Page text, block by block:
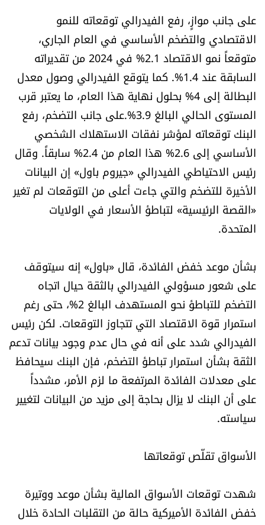
الرياضة
منوّعات
حظّك اليوم
للتاريخ
فيديو
من نحن
للتواصل معنا
شروط الإشتراك
Digital solutions by
على جانب موازٍ، رفع الفيدرالي توقعاته للنمو
الاقتصادي والتضخم الأساسي في العام الجاري،
متوقعاً نمو الاقتصاد 2.1% في 2024 من تقديراته
السابقة عند 1.4%. كما يتوقع الفيدرالي وصول معدل
البطالة إلى 4% بحلول نهاية هذا العام، ما يعتبر قرب
المستوى الحالي البالغ 3.9%.على جانب التضخم، رفع
البنك توقعاته لمؤشر نفقات الاستهلاك الشخصي
الأساسي إلى 2.6% هذا العام من 2.4% سابقاً. وقال
رئيس الاحتياطي الفيدرالي «جيروم باول» إن البيانات
الأخيرة للتضخم والتي جاءت أعلى من التوقعات لم تغير
«القصة الرئيسية» لتباطؤ الأسعار في الولايات
المتحدة.
بشأن موعد خفض الفائدة، قال «باول» إنه سيتوقف
على شعور مسؤولي الفيدرالي بالثقة حيال اتجاه
التضخم للتباطؤ نحو المستهدف البالغ 2%، حتى رغم
استمرار قوة الاقتصاد التي تتجاوز التوقعات. لكن رئيس
الفيدرالي شدد على أنه في حال عدم وجود بيانات تدعم
الثقة بشأن استمرار تباطؤ التضخم، فإن البنك سيحافظ
على معدلات الفائدة المرتفعة ما لزم الأمر، مشدداً
على أن البنك لا يزال بحاجة إلى مزيد من البيانات لتغيير
سياسته.
الأسواق تقلّص توقعاتها
شهدت توقعات الأسواق المالية بشأن موعد ووتيرة
خفض الفائدة الأميركية حالة من التقلبات الحادة خلال